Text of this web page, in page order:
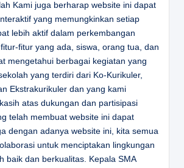
Kami juga berharap website ini dapat
yang memungkinkan setiap
lebih aktif dalam perkembangan
fitur yang ada, siswa, orang tua, dan
mengetahui berbagai kegiatan yang
yang terdiri dari Ko-Kurikuler,
Ekstrakurikuler dan yang kami
atas dukungan dan partisipasi
telah membuat website ini dapat
dengan adanya website ini, kita semua
untuk menciptakan lingkungan
baik dan berkualitas. Kepala SMA